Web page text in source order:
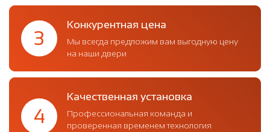
3
Конкурентная цена
Мы всегда предложим вам выгодную цену
на наши двери
4
Качественная установка
Профессиональная команда и
проверенная временем технология